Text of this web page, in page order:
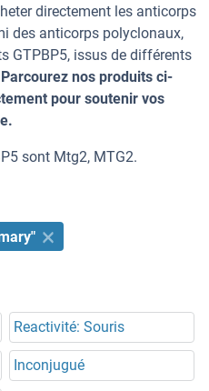
directement les anticorps
des anticorps polyclonaux,
GTPBP5, issus de différents
Parcourez nos produits ci-
pour soutenir vos
sont Mtg2, MTG2.
Reactivité: Souris
Inconjugué